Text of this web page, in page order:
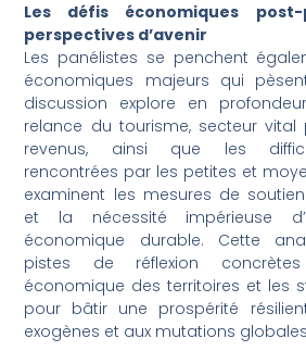
Les défis économiques
perspectives d’avenir
Les panélistes se penchent
économiques majeurs qui
discussion explore en
relance du tourisme, secteur vital
revenus, ainsi que les
rencontrées par les petites et
examinent les mesures de
et la nécessité impérieuse
économique durable. Cette
pistes de réflexion
économique des territoires et les
pour bâtir une prospérité
exogènes et aux mutations